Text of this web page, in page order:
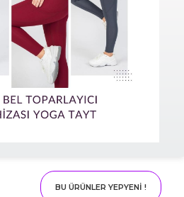
BU ÜRÜNLER YEPYENİ !